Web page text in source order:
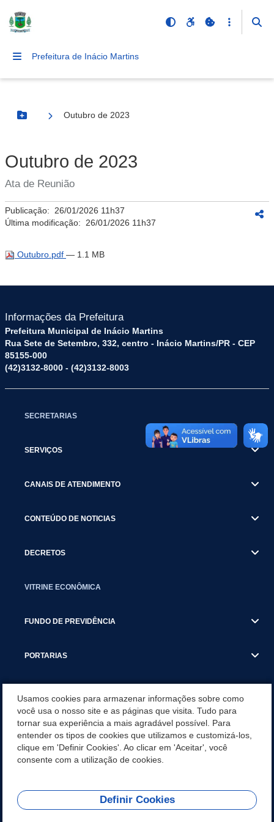
Prefeitura de Inácio Martins
Botão Menu
Outubro de 2023
Outubro de 2023
Ata de Reunião
Publicação: 26/01/2026 11h37
Última modificação: 26/01/2026 11h37
Outubro.pdf — 1.1 MB
Informações da Prefeitura
Prefeitura Municipal de Inácio Martins
Rua Sete de Setembro, 332, centro - Inácio Martins/PR - CEP
85155-000
(42)3132-8000 - (42)3132-8003
SECRETARIAS
SERVIÇOS
CANAIS DE ATENDIMENTO
CONTEÚDO DE NOTICIAS
DECRETOS
VITRINE ECONÔMICA
FUNDO DE PREVIDÊNCIA
PORTARIAS
CONCURSO/PSS/CONVOCAÇÃO
INCENTIVOS PÚBLICOS À PROJETOS CULTURAIS - INÁCIO
MARTINS PR
REDES SOCIAIS
Usamos cookies para armazenar informações sobre como
você usa o nosso site e as páginas que visita. Tudo para
tornar sua experiência a mais agradável possível. Para
entender os tipos de cookies que utilizamos e customizá-los,
clique em 'Definir Cookies'. Ao clicar em 'Aceitar', você
consente com a utilização de cookies.
Definir Cookies